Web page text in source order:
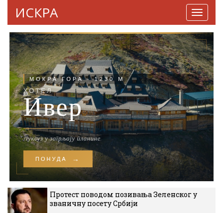
ИСКРА
Протест поводом позивања Зеленског у
званичну посету Србији